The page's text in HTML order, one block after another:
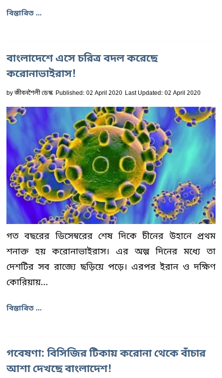
বিস্তারিত ...
বাংলাদেশে এসে চরিত্র বদল করেছে
করোনাভাইরাস!
byজীবনশৈলী ডেস্ক Published: 02 April 2020 Last Updated: 02 April 2020
গত বছরের ডিসেম্বরের শেষ দিকে চীনের উহানে প্রথম
শনাক্ত হয় করোনাভাইরাস। এর অল্প দিনের মধ্যে তা
দেশটির সব রাজ্যে ছড়িয়ে পড়ে। এরপর ইরান ও দক্ষিণ
কোরিয়ায়...
বিস্তারিত ...
গবেষণা: বিসিজির টিকায় করোনা থেকে বাঁচার
আশা দেখছে বাংলাদেশ!